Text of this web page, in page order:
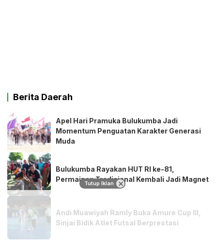
Berita Daerah
Apel Hari Pramuka Bulukumba Jadi
Momentum Penguatan Karakter Generasi
Muda
Bulukumba Rayakan HUT RI ke-81,
Permainan Tradisional Kembali Jadi Magnet
Andi Muawiyah Ramly Buka Amure Cup III,
Sinjai Bidik Atlet Futsal Berprestasi
Tutup Iklan